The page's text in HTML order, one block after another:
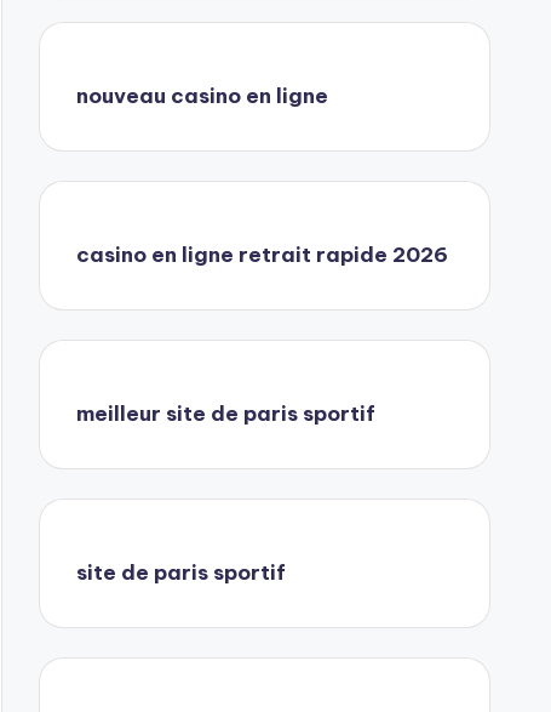
nouveau casino en ligne
casino en ligne retrait rapide 2026
meilleur site de paris sportif
site de paris sportif